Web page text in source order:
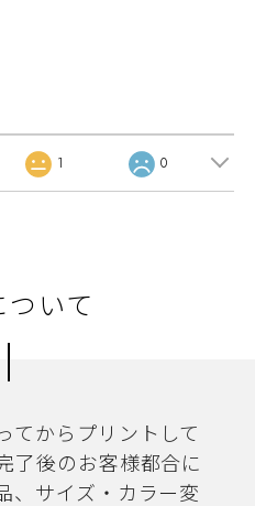
1 0
いて
てからプリントして
了後のお客様都合に
、サイズ・カラー変